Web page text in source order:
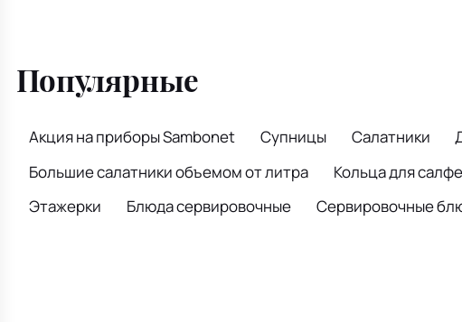
Популярные
Акция на приборы Sambonet Супницы Салатники
Большие салатники объемом от литра
Кольца для
Этажерки
Блюда сервировочные Сервировочные